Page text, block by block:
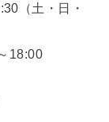
（土・日・
18:00